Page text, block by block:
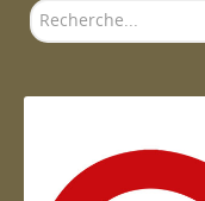
Rechercher